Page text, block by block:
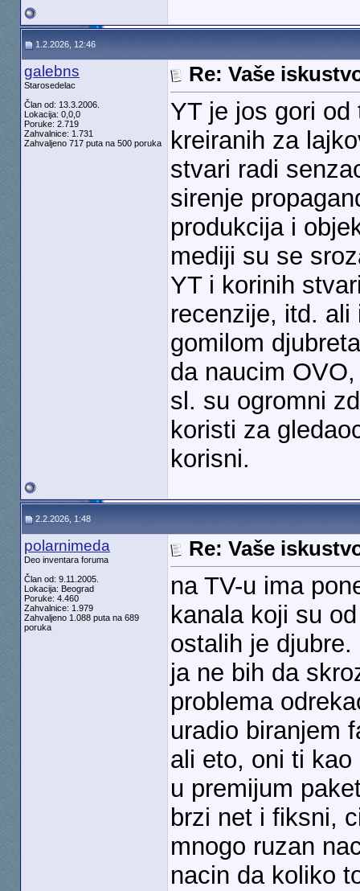
1.2.2026, 12:46
galebns
Starosedelac
Član od: 13.3.2006.
Lokacija: 0,0,0
Poruke: 2.719
Zahvalnice: 1.731
Zahvaljeno 717 puta na 500 poruka
Re: Vaše
YT je jos gori
kreiranih za
stvari radi
sirenje
produkcija i
mediji su se
YT i korinih
recenzije, itd.
gomilom
da naucim
sl. su ogromni
koristi za
korisni.
2.2.2026, 1:48
polarnimeda
Deo inventara foruma
Član od: 9.11.2005.
Lokacija: Beograd
Poruke: 4.460
Zahvalnice: 1.979
Zahvaljeno 1.088 puta na 689
poruka
Re: Vaše
na TV-u ima
kanala koji su
ostalih je djubre.
ja ne bih da
problema
uradio biranjem
ali eto, oni ti
u premijum
brzi net i fiksni,
mnogo ruzan
nacin da koliko